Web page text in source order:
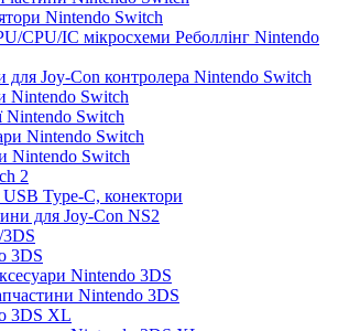
Nintendo Switch
CPU/IC мікросхеми Реболлінг Nintendo
для Joy-Con контролера Nintendo Switch
Nintendo Switch
Nintendo Switch
Nintendo Switch
Nintendo Switch
2
Type-C, конектори
для Joy-Con NS2
3DS
Nintendo 3DS
Nintendo 3DS
3DS XL